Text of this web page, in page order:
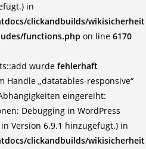
in
clickandbuilds/wikisicherheit
functions.php on line 6170
wurde fehlerhaft
Handle „datatables-responsive“
eingereiht:
Debugging in WordPress
Version 6.9.1 hinzugefügt.) in
clickandbuilds/wikisicherheit